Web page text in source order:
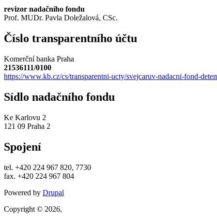
revizor nadačního fondu
Prof. MUDr. Pavla Doležalová, CSc.
Číslo transparentního účtu
Komerční banka Praha
21536111/0100
https://www.kb.cz/cs/transparentni-ucty/svejcaruv-nadacni-fond-
Sídlo nadačního fondu
Ke Karlovu 2
121 09 Praha 2
Spojení
tel. +420 224 967 820, 7730
fax. +420 224 967 804
Powered by Drupal
Copyright © 2026,